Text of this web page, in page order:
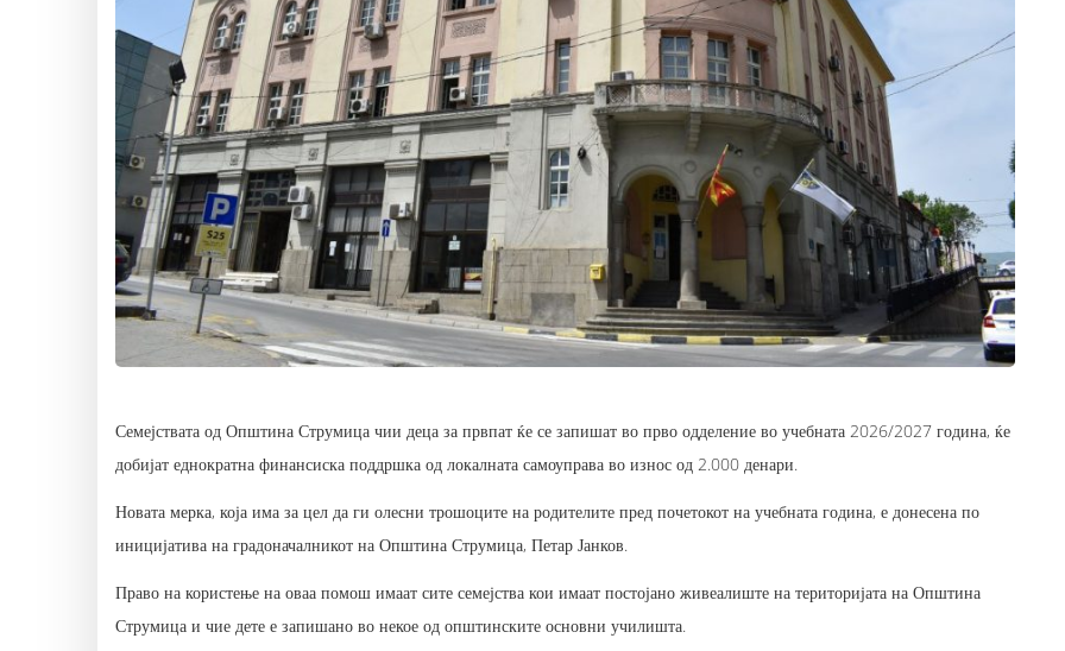
Семејствата од Општина Струмица чии деца за првпат ќе се запишат во прво одделение во учебната 2026/2027 година, ќе
добијат еднократна финансиска поддршка од локалната самоуправа во износ од 2.000 денари.
Новата мерка, која има за цел да ги олесни трошоците на родителите пред почетокот на учебната година, е донесена по
иницијатива на градоначалникот на Општина Струмица, Петар Јанков.
Право на користење на оваа помош имаат сите семејства кои имаат постојано живеалиште на територијата на Општина
Струмица и чие дете е запишано во некое од општинските основни училишта.